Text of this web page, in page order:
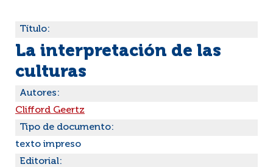
Título:
La interpretación de las
culturas
Autores:
Clifford Geertz
Tipo de documento:
texto impreso
Editorial: